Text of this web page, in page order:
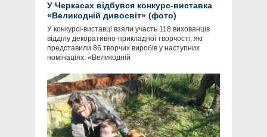
У Черкасах відбувся конкурс-виставка
«Великодній дивосвіт» (фото)
У конкурсі-виставці взяли участь 118 вихованців
відділу декоративно-прикладної творчості, які
представили 86 творчих виробів у наступних
номінаціях: «Великодній